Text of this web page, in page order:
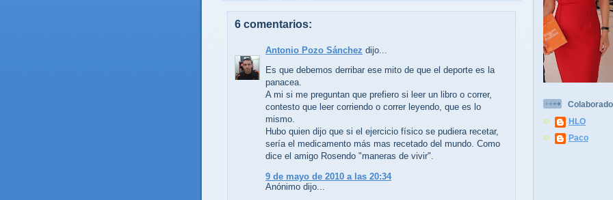
6 comentarios:
Antonio Pozo Sánchez dijo...
Es que debemos derribar ese mito de que el deporte es la
panacea.
A mi si me preguntan que prefiero si leer un libro o correr,
contesto que leer corriendo o correr leyendo, que es lo
mismo.
Hubo quien dijo que si el ejercicio físico se pudiera recetar,
sería el medicamento más mas recetado del mundo. Como
dice el amigo Rosendo "maneras de vivir".
9 de mayo de 2010 a las 20:34
Anónimo dijo...
HLO
Paco